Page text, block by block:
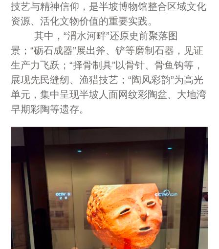
技艺与精神信仰，是半坡博物馆整合区域文化
资源、活化文物价值的重要实践。
其中，“渭水河畔”还原史前聚落图
景；“砺石成器”展出斧、铲等磨制石器，见证
生产力飞跃；“择骨制具”以骨针、骨鱼钩等，
展现先民缝纫、渔猎技艺；“陶风彩韵”为高光
单元，集中呈现半坡人面网纹彩陶盆、大地湾
早期彩陶等遗存。